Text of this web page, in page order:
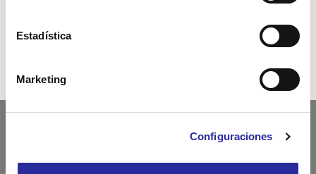
Estadística
Marketing
Configuraciones